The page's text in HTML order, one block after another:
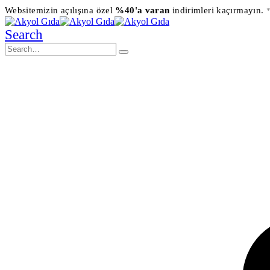
Websitemizin açılışına özel %40'a varan indirimleri kaçırmayın.
Search